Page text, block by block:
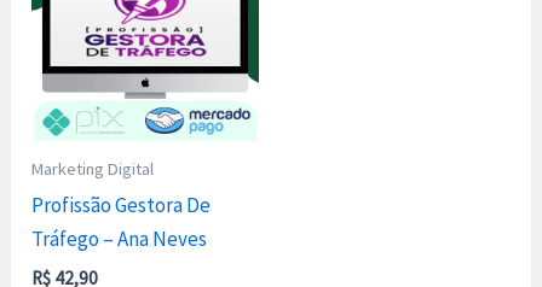
Marketing Digital
Profissão Gestora De
Tráfego – Ana Neves
R$ 42,90